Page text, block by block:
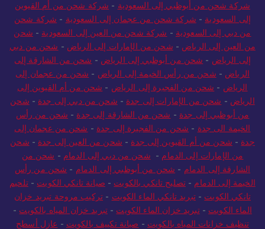
شركة شحن من أبوظبي إلى السعودية - شركة شحن من أم القيوين
إلى السعودية - شركة شحن من عجمان إلى السعودية - شركة شحن
من دبي إلى السعودية - شركة شحن من العين إلى السعودية - شحن
من العين إلى الرياض - شحن من الإمارات إلى الرياض - شحن من دبي
إلى الرياض - شحن من أبوظبي إلى الرياض - شحن من الشارقة إلى
الرياض - شحن من رأس الخيمة إلى الرياض - شحن من عجمان إلى
الرياض - شحن من الفجيرة إلى الرياض - شحن من أم القيوين إلى
الرياض - شحن من الإمارات إلى جدة - شحن من دبي إلى جدة - شحن
من أبوظبي إلى جدة - شحن من الشارقة إلى جدة - شحن من رأس
الخيمة الى جدة - شحن من الفجيرة إلى جدة - شحن من عجمان إلى
جدة - شحن من أم القيوين إلى جدة - شحن من العين إلى جدة - شحن
من الإمارات إلى الدمام - شحن من دبي إلى الدمام - شحن من
الشارقة إلى الدمام - شحن من أبوظبي إلى الدمام - شحن من رأس
الخيمة إلى الدمام -تصليح تانكي بالكويت - صيانة تانكي الكويت -تلحيم
تانكي الكويت -تبريد تانكي الماء الكويت - تركيب مروحة تبريد خزان
الماء الكويت -تبريد خزان الماء الكويت - تبريد خزان المياه بالكويت -
تنظيف خزانات المياه بالكويت - صيانة تكييف بالكويت - عازل أسطح